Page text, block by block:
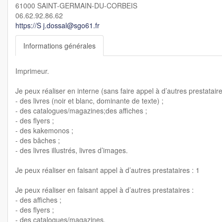
61000 SAINT-GERMAIN-DU-CORBEIS
06.62.92.86.62
https://S j.dossal@sgo61.fr
Informations générales
Imprimeur.
Je peux réaliser en interne (sans faire appel à d’autres
- des livres (noir et blanc, dominante de texte) ;
- des catalogues/magazines;des affiches ;
- des flyers ;
- des kakemonos ;
- des bâches ;
- des livres illustrés, livres d’images.
Je peux réaliser en faisant appel à d’autres prestataires : 1
Je peux réaliser en faisant appel à d’autres prestataires :
- des affiches ;
- des flyers ;
- des catalogues/magazines.